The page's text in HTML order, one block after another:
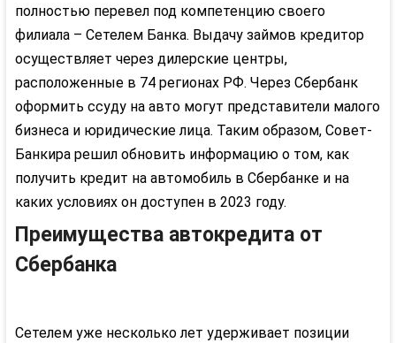
полностью перевел под компетенцию своего
филиала – СетелемБанка. Выдачу займов кредитор
осуществляет через дилерские центры,
расположенные в 74 регионах РФ. Через Сбербанк
оформить ссуду на авто могут представители малого
бизнеса и юридические лица. Таким образом, Совет-
Банкира решил обновить информацию о том, как
получить кредит на автомобиль в Сбербанке и на
каких условиях он доступен в 2023 году.
Преимущества автокредитаот
Сбербанка
Сетелемуже несколько лет удерживает позиции